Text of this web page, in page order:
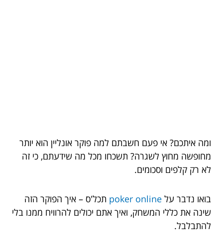
ומה איתכם? אי פעם חשבתם למה פוקר אונליין הוא יותר
מחופשה מחוץ לשגרה? תשכחו מכל מה שידעתם, כי זה
לא רק קלפים וסכומים.
בואו נדבר על poker online תכל'ס – איך הפוקר הזה
שינה את כללי המשחק, ואיך אתם יכולים להרוויח ממנו בלי
להתבלבל.